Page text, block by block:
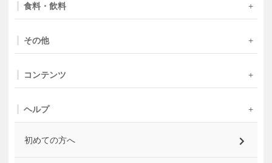
食料・飲料
その他
コンテンツ
ヘルプ
初めての方へ